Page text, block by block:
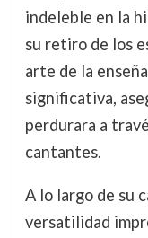
indeleble en la
su retiro de los
arte de la
significativa,
perdurara a
cantantes.
A lo largo de su
versatilidad